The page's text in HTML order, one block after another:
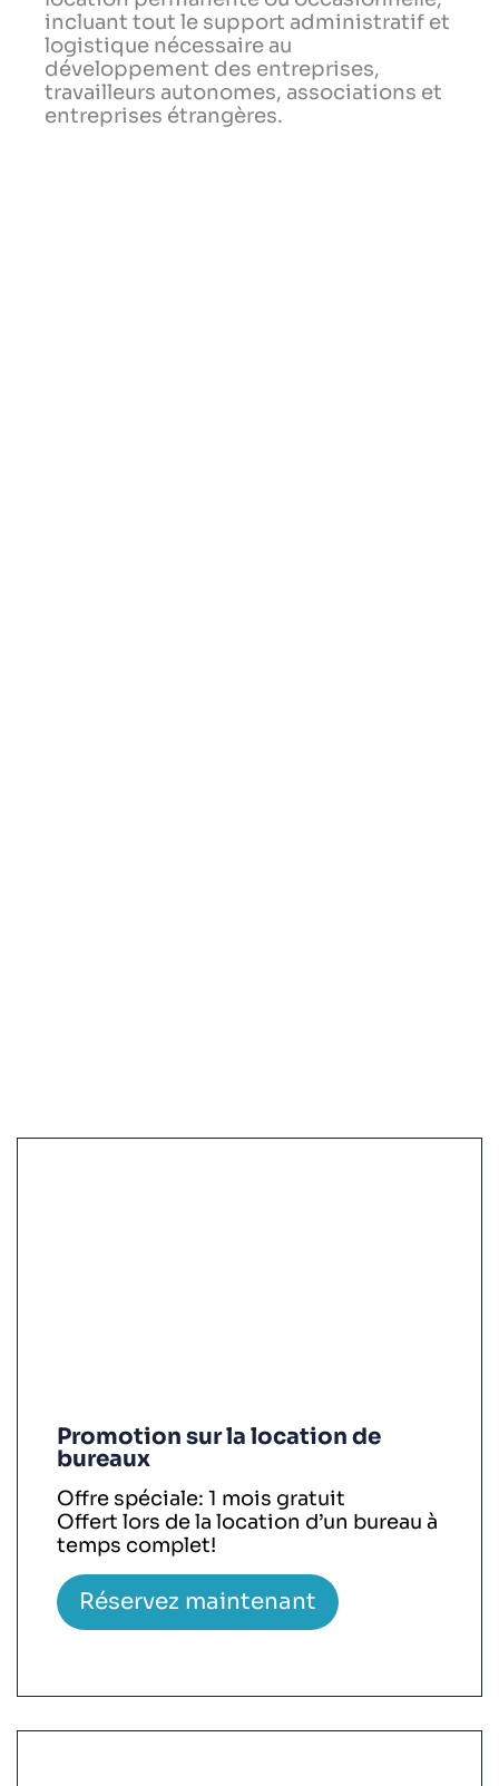
incluant tout le support administratif et
logistique nécessaire au
développement des entreprises,
travailleurs autonomes, associations et
entreprises étrangères.
Promotion sur la location de
bureaux
Offre spéciale: 1 mois gratuit
Offert lors de la location d’un bureau à
temps complet!
Réservez maintenant